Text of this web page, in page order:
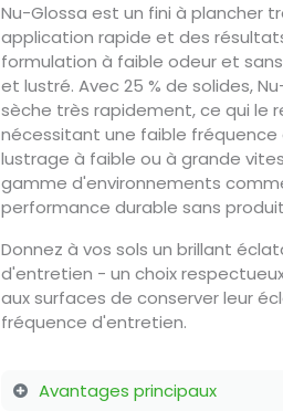
Nu-Glossa est un fini à plancher
application rapide et des
formulation à faible odeur et
et lustré. Avec 25 % de solides,
sèche très rapidement, ce qui le
nécessitant une faible fréquence
lustrage à faible ou à grande
gamme d'environnements
performance durable sans
Donnez à vos sols un brillant
d'entretien - un choix
aux surfaces de conserver leur
fréquence d'entretien.
Avantages principaux